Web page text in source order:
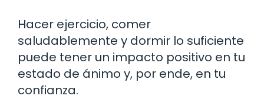
Hacer ejercicio, comer
saludablemente y dormir lo suficiente
puede tener un impacto positivo en tu
estado de ánimo y, por ende, en tu
confianza.